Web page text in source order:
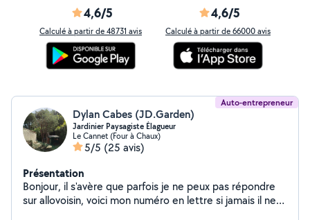
4,6/5
Calculé à partir de 48731 avis
4,6/5
Calculé à partir de 66000 avis
Auto-entrepreneur
Dylan Cabes (JD.Garden)
Jardinier Paysagiste Élagueur
Le Cannet (Four à Chaux)
5/5 (25 avis)
Présentation
Bonjour, il s'avère que parfois je ne peux pas répondre
sur allovoisin, voici mon numéro en lettre si jamais il ne